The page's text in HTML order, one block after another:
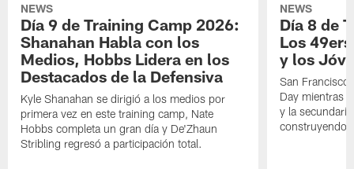
NEWS
Día 9 de Training Camp 2026:
Shanahan Habla con los
Medios, Hobbs Lidera en los
Destacados de la Defensiva
Kyle Shanahan se dirigió a los medios por
primera vez en este training camp, Nate
Hobbs completa un gran día y De'Zhaun
Stribling regresó a participación total.
NEWS
Día 8 de
Los
y los
San
Day mientras
y la
construyendo